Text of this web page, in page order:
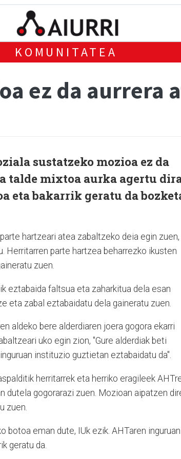
KOMUNITATEA
ez da aurrera
sustatzeko mozioa ez da
talde mixtoa aurka agertu
eta bakarrik geratu da
hartzeari atea zabaltzeko deia egin zuen,
Herritarren parte hartzea beharrezko ikusten
zuen.
eztabaida faltsua eta zaharkitua dela esan
eta zabal eztabaidatu dela gaineratu zuen.
aldeko bere alderdiaren joera gogora ekarri
uko egin zion, "Gure alderdiak beti
instituzio guztietan eztabaidatu da".
herritarrek eta herriko eragileek
dutela gogorarazi zuen. Mozioan aipatzen
zuen.
botoa eman dute, IUk ezik. AHTaren inguruan
geratu da.